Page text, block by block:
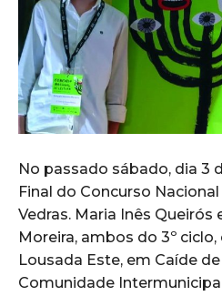
No passado sábado, dia 3
Final do Concurso
Vedras. Maria Inês Queirós
Moreira, ambos do 3º
Lousada Este, em Caíde
Comunidade